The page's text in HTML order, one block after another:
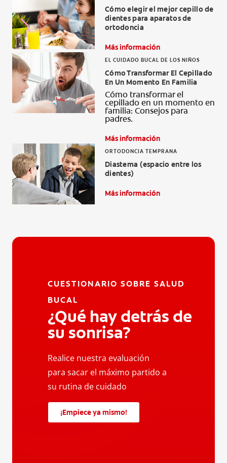
Cómo elegir el mejor cepillo de
dientes para aparatos de
ortodoncia
Más información
EL CUIDADO BUCAL DE LOS NIÑOS
Cómo Transformar El Cepillado
En Un Momento En Familia
Cómo transformar el
cepillado en un momento en
familia: Consejos para
padres.
Más información
ORTODONCIA TEMPRANA
Diastema (espacio entre los
dientes)
Más información
CUESTIONARIO SOBRE SALUD
BUCAL
¿Qué hay detrás de
su sonrisa?
Realice nuestra evaluación
para sacar el máximo partido a
su rutina de cuidado
¡Empiece ya mismo!